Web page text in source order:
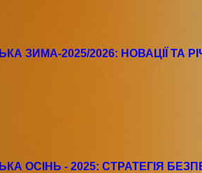
ЗИМА-2025/2026: НОВАЦІЇ ТА
ОСІНЬ - 2025: СТРАТЕГІЯ